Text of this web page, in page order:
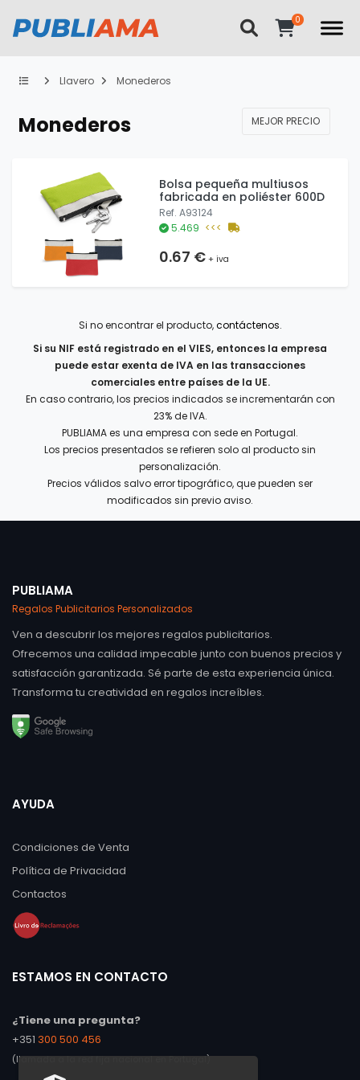
Llavero Monederos
Monederos MEJOR PRECIO
Bolsa pequeña multiusos
fabricada en poliéster 600D
Ref. A93124
5.469 <<<
0.67 €+ iva
Si no encontrar el producto,contáctenos.
Si su NIF está registrado en el VIES, entonces la empresa
puede estar exenta de IVA en las transacciones
comerciales entre países de la UE.
En caso contrario, los precios indicados se incrementarán con
23% de IVA.
PUBLIAMA es una empresa con sede en Portugal.
Los precios presentados se refieren solo al producto sin
personalización.
Precios válidos salvo error tipográfico, que pueden ser
modificados sin previo aviso.
PUBLIAMA
Regalos Publicitarios Personalizados
Ven a descubrir los mejores regalos publicitarios.
Ofrecemos una calidad impecable junto con buenos precios y
satisfacción garantizada. Sé parte de esta experiencia única.
Transforma tu creatividad en regalos increíbles.
AYUDA
Condiciones de Venta
Política de Privacidad
Contactos
ESTAMOS EN CONTACTO
¿Tiene una pregunta?
+351 300 500 456
(llamada a la red fija nacional en Portugal)